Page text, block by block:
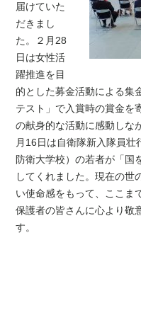
届けていた
だきまし
た。２月28
日は女性活
躍推進を 目
的 とした募金活動による集
テスト」で入賞時の賞金を
の献身的な活動に感動しな
月16日は自衛隊新入隊員壮
防衛大学校）の若者が「国
してくれました。現在の世
い使命感をもって、ここま
保護者の皆さんに心より敬
す。